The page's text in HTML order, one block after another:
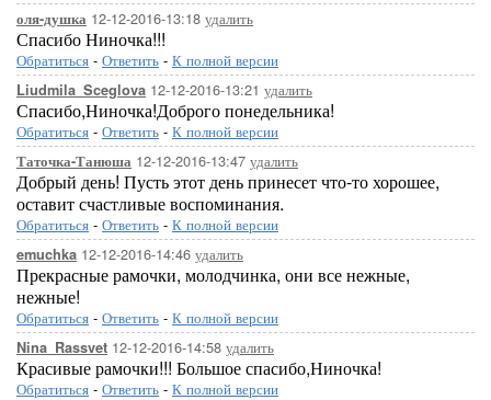
оля-душка 12-12-2016-13:18 удалить
Спасибо Ниночка!!!
Обратиться - Ответить - К полной версии
Liudmila_Sceglova 12-12-2016-13:21 удалить
Спасибо,Ниночка!Доброго понедельника!
Обратиться - Ответить - К полной версии
Таточка-Танюша 12-12-2016-13:47 удалить
Добрый день! Пусть этот день принесет что-то хорошее,
оставит счастливые воспоминания.
Обратиться - Ответить - К полной версии
emuchka 12-12-2016-14:46 удалить
Прекрасные рамочки, молодчинка, они все нежные,
нежные!
Обратиться - Ответить - К полной версии
Nina_Rassvet 12-12-2016-14:58 удалить
Красивые рамочки!!! Большое спасибо,Ниночка!
Обратиться - Ответить - К полной версии